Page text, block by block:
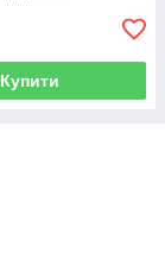
Купити